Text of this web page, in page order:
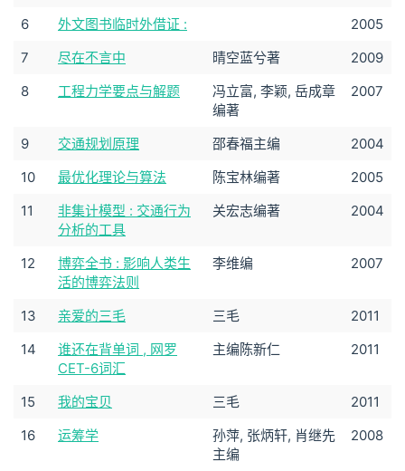
6
外文图书临时外借证 :
2005
7
尽在不言中 晴空蓝兮著
2009
8
工程力学要点与解题
冯立富, 李颖, 岳成章
编著
2007
9 交通规划原理 邵春福主编
2004
10
最优化理论与算法 陈宝林编著
2005
11
非集计模型 : 交通行为
分析的工具
关宏志编著 2004
12
博弈全书 : 影响人类生
活的博弈法则
李维编 2007
13 亲爱的三毛 三毛
2011
14
谁还在背单词 , 网罗
CET-6词汇
主编陈新仁 2011
15 我的宝贝 三毛
2011
16
运筹学
孙萍, 张炳轩, 肖继先
主编
2008